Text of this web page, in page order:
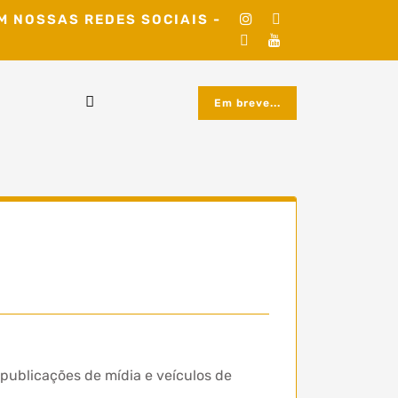
NOSSAS REDES SOCIAIS -
Em breve...
de mídia e veículos de